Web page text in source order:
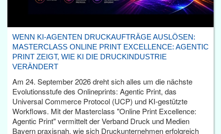
WENN KI-AGENTEN DRUCKAUFTRÄGE AUSLÖSEN:
MASTERCLASS ONLINE PRINT EXCELLENCE: AGENTIC
PRINT ZEIGT, WIE KI DIE DRUCKINDUSTRIE
VERÄNDERT
Am 24. September 2026 dreht sich alles um die nächste
Evolutionsstufe des Onlineprints: Agentic Print, das
Universal Commerce Protocol (UCP) und KI-gestützte
Workflows. Mit der Masterclass "Online Print Excellence:
Agentic Print" vermittelt der Verband Druck und Medien
Bayern praxisnah, wie sich Druckunternehmen erfolgreich